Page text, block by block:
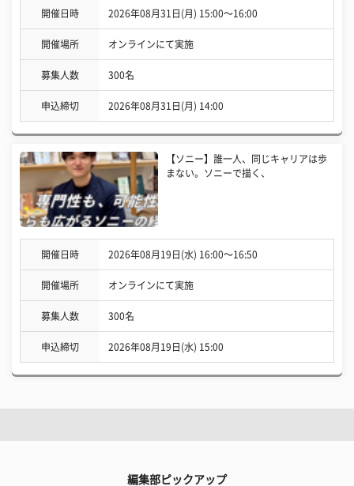
開催日時 2026年08月31日(月) 15:00〜16:00
開催場所 オンラインにて実施
募集人数 300名
申込締切 2026年08月31日(月) 14:00
【ソニー】誰一人、同じキャリアは歩
まない。ソニーで描く、
開催日時 2026年08月19日(水) 16:00〜16:50
開催場所 オンラインにて実施
募集人数 300名
申込締切 2026年08月19日(水) 15:00
編集部ピックアップ